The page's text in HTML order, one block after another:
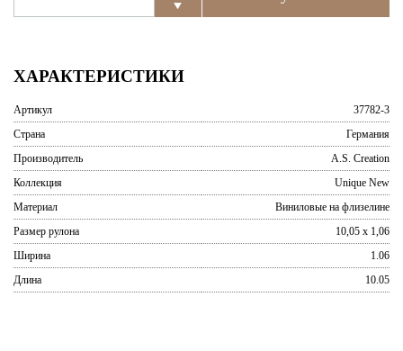
ХАРАКТЕРИСТИКИ
Артикул
37782-3
Страна
Германия
Производитель
A.S. Creation
Коллекция
Unique New
Материал
Виниловые на флизелине
Размер рулона
10,05 x 1,06
Ширина
1.06
Длина
10.05